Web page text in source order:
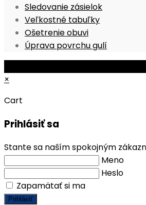
tab
Sledovanie zásielokOpens
new
tab
Veľkostné tabuľkyOpens
a
new
tab
Ošetrenie obuviOpens
in
a
new
Úprava povrchu gulíOpens
in
a
×
Cart
Prihlásiť sa
Stante sa naším spokojným
Meno
Heslo
Zapamätať si ma
Prihlásiť